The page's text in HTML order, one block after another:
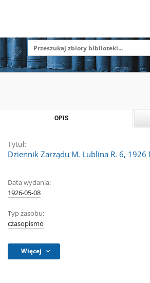
OPIS
Tytuł:
Dziennik Zarządu M. Lublina R. 6, 1926
Data wydania:
1926-05-08
Typ zasobu:
czasopismo
Więcej